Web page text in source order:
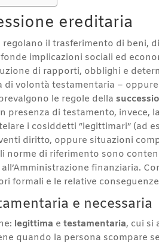
ereditaria
regolano il trasferimento di beni,
implicazioni sociali ed
di rapporti, obblighi e
di volontà testamentaria –
le regole della
presenza di testamento,
i cosiddetti “legittimari” (ad
diritto, oppure situazioni
norme di riferimento sono
finanziaria.
formali e le relative
e necessaria
legittima etestamentaria, cui si
quando la persona scompare